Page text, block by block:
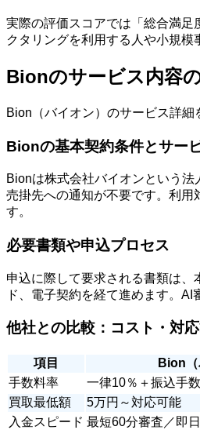
実際の評価スコアでは「総合満
クタリングを利用する人や小規模
Bionのサービス内容
Bion（バイオン）のサービス詳
Bionの基本契約条件とサー
Bionは株式会社バイオンという
売掛先への通知が不要です。利
す。
必要書類や申込プロセス
申込に際して要求される書類は
ド、電子契約を経て進めます。AI
他社との比較：コスト・対
項目 Bion（
手数料率
一律10％＋振込手
買取最低額
5万円～対応可能
入金スピード 最短60分審査／即